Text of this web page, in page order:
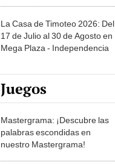
La Casa de Timoteo 2026: Del
17 de Julio al 30 de Agosto en
Mega Plaza - Independencia
Juegos
Mastergrama: ¡Descubre las
palabras escondidas en
nuestro Mastergrama!